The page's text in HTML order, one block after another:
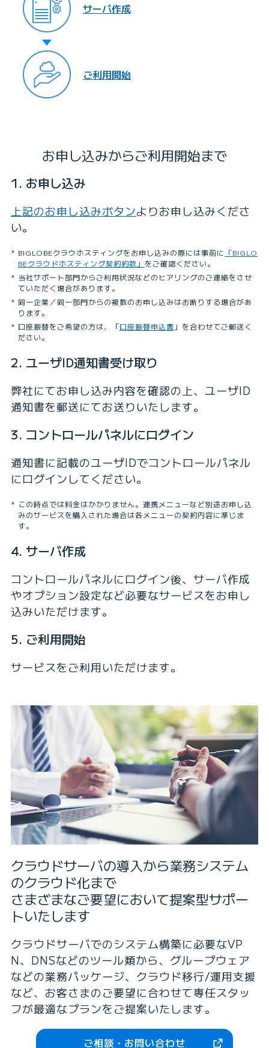
サーバ作成
ご利用開始
お申し込みからご利用開始まで
1. お申し込み
上記のお申し込みボタンよりお申し込みくださ
い。
BIGLOBEクラウホスティングをお申し込みの際には事前に 「BIGLO
BEクラウドホスティング契約約款」 をご確認ください。
当社サポート部門からご利用状況などのヒアリングのご連絡をさせ
ていただく場合があります。
同一企業／同一部門からの複数のお申し込みはお断りする場合があ
ります。
口座振替をご希望の方は、「口座振替申込書 」を合わせてご郵送く
ださい。
2. ユーザID通知書受け取り
弊社にてお申し込み内容を確認の上、ユーザID
通知書を郵送にてお送りいたします。
3. コントロールパネルにログイン
通知書に記載のユーザIDでコントロールパネル
にログインしてください。
この時点では料金はかかりません。連携メニューなど別途お申し込
みのサービスを購入された場合は各メニューの契約内容に準じま
す。
4. サーバ作成
コントロールパネルにログイン後、サーバ作成
やオプション設定など必要なサービスをお申し
込みいただけます。
5. ご利用開始
サービスをご利用いただけます。
クラウドサーバの導入から業務システム
のクラウド化まで
さまざまなご要望において提案型サポー
トいたします
クラウドサーバでのシステム構築に必要なVP
N、DNSなどのツール類から、グループウェア
などの業務パッケージ、クラウド移行/運用支援
など、お客さまのご要望に合わせて専任スタッ
フが最適なプランをご提案いたします。
ご相談・お問い合わせ